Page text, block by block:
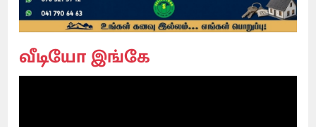
வீடியோ இங்கே